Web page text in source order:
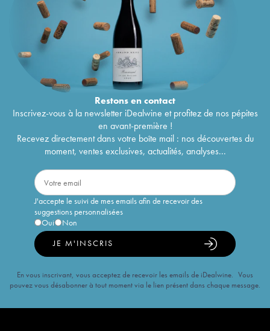
Restons encontact
Inscrivez-vous à la newsletter iDealwine et profitez de nos pépites
en avant-première !
Recevez directement dans votre boîte mail : nos découvertes du
moment, ventes exclusives, actualités, analyses...
J'accepte le suivi de mes emails afin de recevoir des
suggestions personnalisées
Oui
Non
JE M'INSCRIS
En vous inscrivant, vous acceptez de recevoir les emails de iDealwine. Vous
pouvez vous désabonner à tout moment via le lien présent dans chaque message.